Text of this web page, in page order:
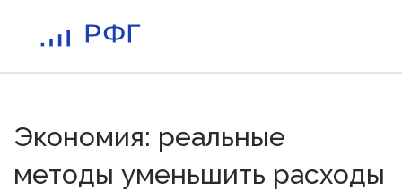
Экономия: реальные
методы уменьшить расходы